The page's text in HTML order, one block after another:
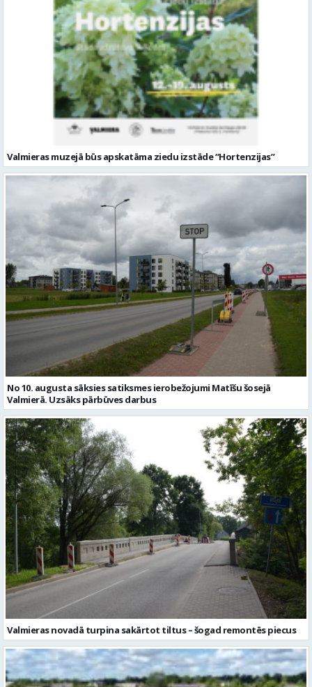
Valmieras muzejā būs apskatāma ziedu izstāde “Hortenzijas”
No 10. augusta sāksies satiksmes ierobežojumi Matīšu šosejā
Valmierā. Uzsāks pārbūves darbus
Valmieras novadā turpina sakārtot tiltus – šogad remontēs piecus